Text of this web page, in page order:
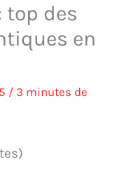
top des
en
/ 3 minutes de